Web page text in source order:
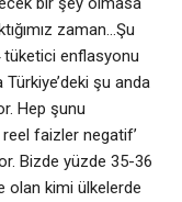
zaman…Şu
enflasyonu
Türkiye’deki şu anda
Hep şunu
faizler negatif’
Bizde yüzde 35-36
olan kimi ülkelerde